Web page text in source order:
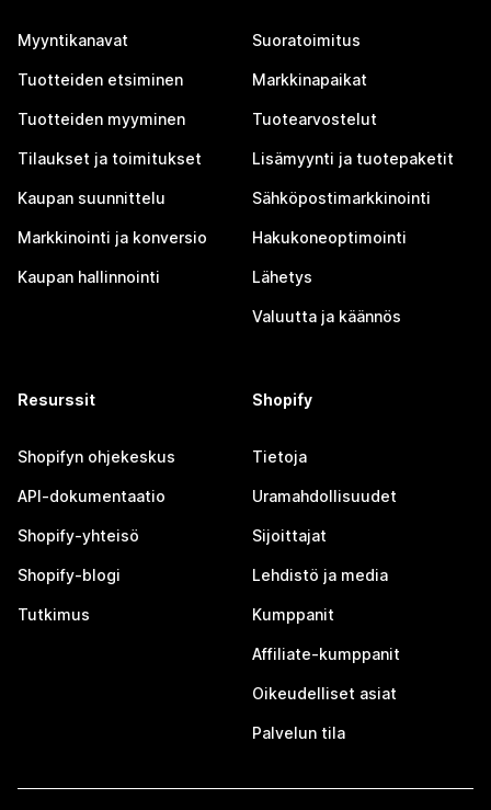
Myyntikanavat
Tuotteiden etsiminen
Tuotteiden myyminen
Tilaukset ja toimitukset
Kaupan suunnittelu
Markkinointi ja konversio
Kaupan hallinnointi
Suoratoimitus
Markkinapaikat
Tuotearvostelut
Lisämyynti ja tuotepaketit
Sähköpostimarkkinointi
Hakukoneoptimointi
Lähetys
Valuutta ja käännös
Resurssit
Shopifyn ohjekeskus
API-dokumentaatio
Shopify-yhteisö
Shopify-blogi
Tutkimus
Shopify
Tietoja
Uramahdollisuudet
Sijoittajat
Lehdistö ja media
Kumppanit
Affiliate-kumppanit
Oikeudelliset asiat
Palvelun tila